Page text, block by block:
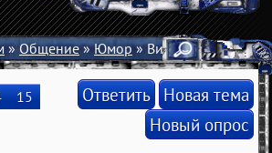
»Общение»Юмор» Видео
15
Ответить Новая тема
Новый опрос